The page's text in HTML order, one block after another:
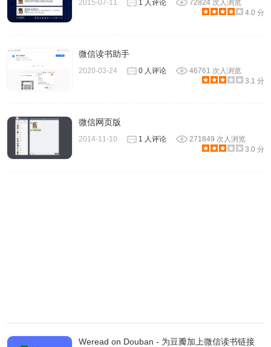
2015-07-11 1 人评论
72824 次人浏览
4.0 分
微信读书助手
2020-03-24 0 人评论
46761 次人浏览
3.1 分
微信网页版
2014-11-10 1 人评论
271849 次人浏览
3.0 分
Weread on Douban - 为豆瓣加上微信读书链接